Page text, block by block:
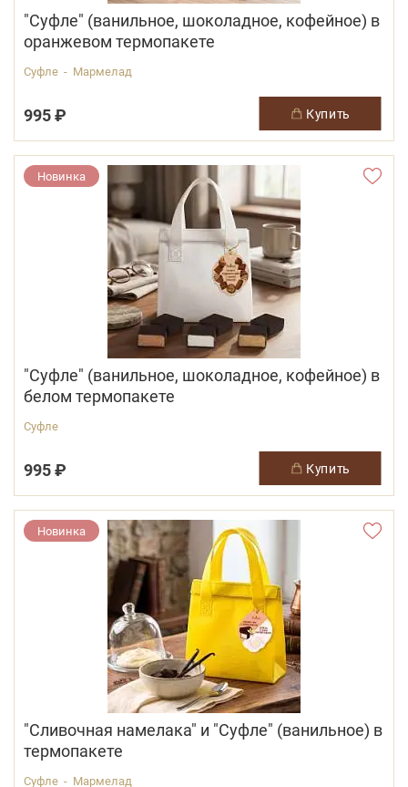
"Суфле" (ванильное, шоколадное, кофейное) в
оранжевом термопакете
Суфле - Мармелад
995 ₽ купить
Новинка
"Суфле" (ванильное, шоколадное, кофейное) в
белом термопакете
Суфле
995 ₽ купить
Новинка
"Сливочная намелака" и "Суфле" (ванильное) в
термопакете
Суфле - Мармелад